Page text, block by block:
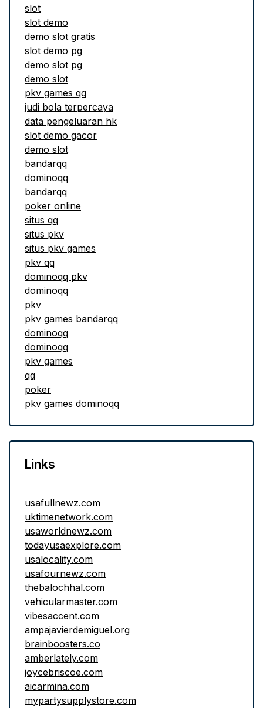
slot
slot demo
demo slot gratis
slot demo pg
demo slot pg
demo slot
pkv games qq
judi bola terpercaya
data pengeluaran hk
slot demo gacor
demo slot
bandarqq
dominoqq
bandarqq
poker online
situs qq
situs pkv
situs pkv games
pkv qq
dominoqq pkv
dominoqq
pkv
pkv games bandarqq
dominoqq
dominoqq
pkv games
qq
poker
pkv games dominoqq
Links
usafullnewz.com
uktimenetwork.com
usaworldnewz.com
todayusaexplore.com
usalocality.com
usafournewz.com
thebalochhal.com
vehicularmaster.com
vibesaccent.com
ampajavierdemiguel.org
brainboosters.co
amberlately.com
joycebriscoe.com
aicarmina.com
mypartysupplystore.com